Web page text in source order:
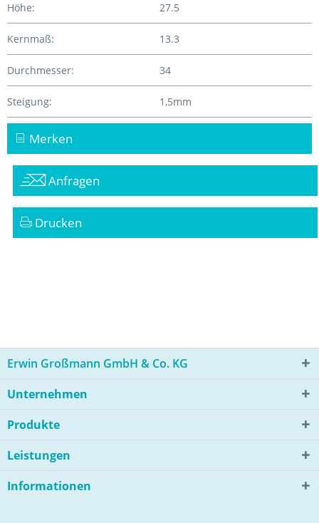
Höhe: 27.5
Kernmaß: 13.3
Durchmesser: 34
Steigung: 1,5mm
Merken
Anfragen
Drucken
Erwin Großmann GmbH & Co. KG
Unternehmen
Produkte
Leistungen
Informationen